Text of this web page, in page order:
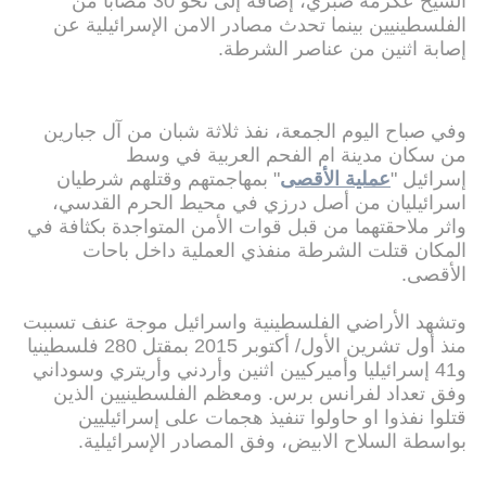
الفلسطينيين بينما تحدث مصادر الامن الإسرائيلية عن
إصابة اثنين من عناصر الشرطة.
وفي صباح اليوم الجمعة، نفذ ثلاثة شبان من آل جبارين
من سكان مدينة ام الفحم العربية في وسط
إسرائيل "عملية الأقصى" بمهاجمتهم وقتلهم شرطيان
اسرائيليان من أصل درزي في محيط الحرم القدسي،
واثر ملاحقتهما من قبل قوات الأمن المتواجدة بكثافة في
المكان قتلت الشرطة منفذي العملية داخل باحات
الأقصى.
وتشهد الأراضي الفلسطينية واسرائيل موجة عنف تسببت
منذ أول تشرين الأول/ أكتوبر 2015 بمقتل 280 فلسطينيا
و41 إسرائيليا وأميركيين اثنين وأردني وأريتري وسوداني
وفق تعداد لفرانس برس. ومعظم الفلسطينيين الذين
قتلوا نفذوا او حاولوا تنفيذ هجمات على إسرائيليين
بواسطة السلاح الابيض، وفق المصادر الإسرائيلية.